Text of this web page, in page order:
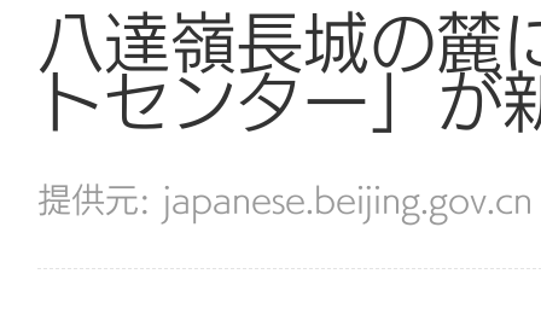
八達嶺長城の麓
トセンター」が
japanese.beijing.gov.cn